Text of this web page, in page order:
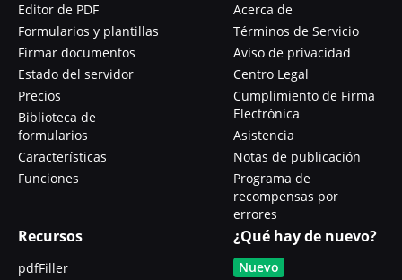
Editor de PDF
Formularios y plantillas
Firmar documentos
Estado del servidor
Precios
Biblioteca de
formularios
Características
Funciones
Acerca de
Términos de Servicio
Aviso de privacidad
Centro Legal
Cumplimiento de Firma
Electrónica
Asistencia
Notas de publicación
Programa de
recompensas por
errores
Recursos
pdfFiller
¿Qué hay de nuevo?
Nuevo